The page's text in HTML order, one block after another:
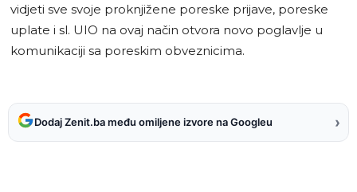
vidjeti sve svoje proknjižene poreske prijave, poreske
uplate i sl. UIO na ovaj način otvora novo poglavlje u
komunikaciji sa poreskim obveznicima.
Dodaj Zenit.ba među omiljene izvore na Googleu ›